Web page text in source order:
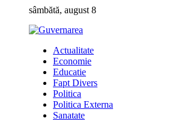
content
sâmbătă, august 8
Actualitate
Economie
Educatie
Fapt Divers
Politica
Politica Externa
Sanatate